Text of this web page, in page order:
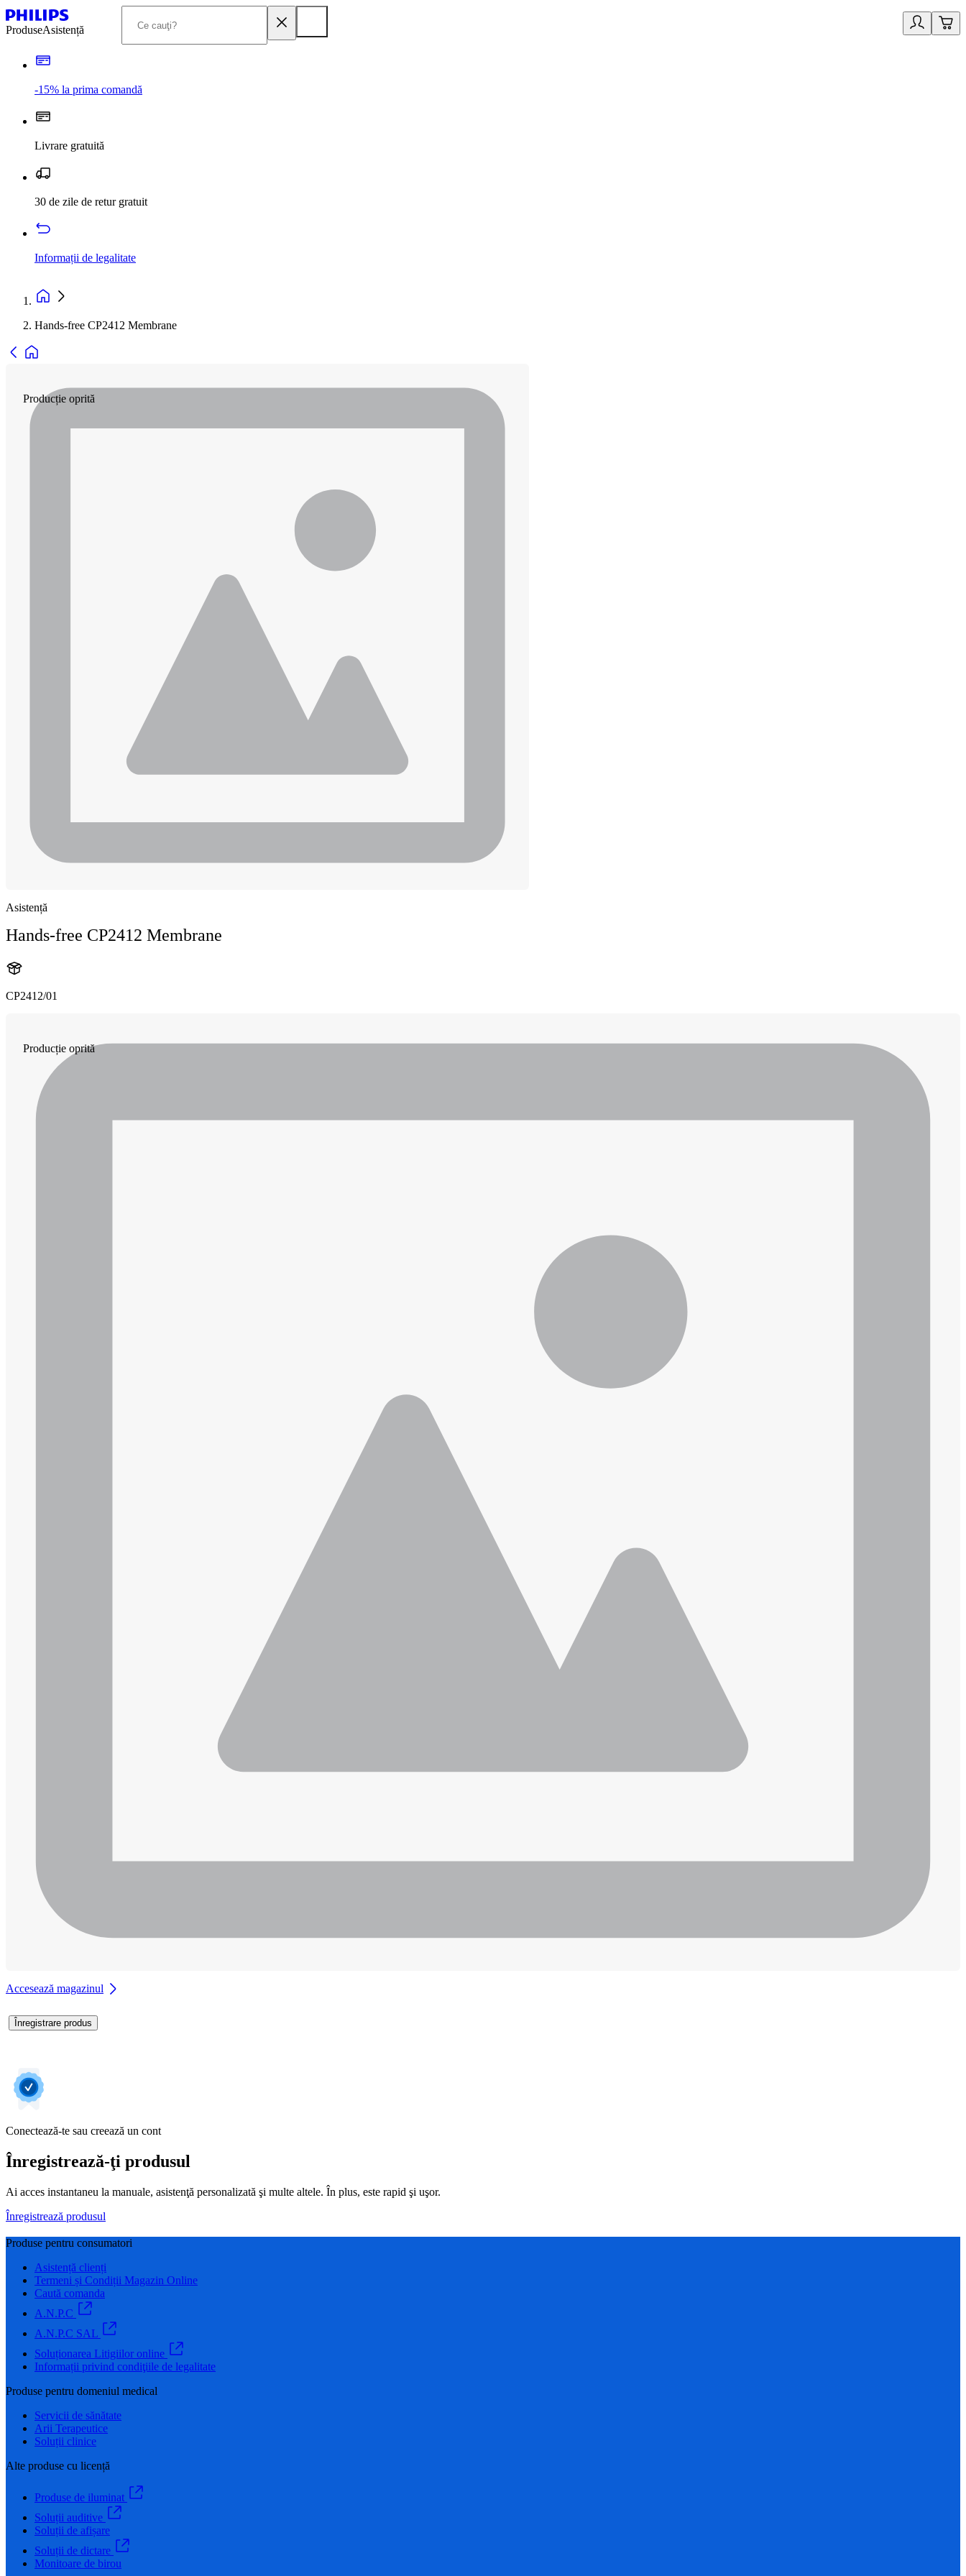
ProduseAsistență
-15% la prima comandă
Livrare gratuită
30 de zile de retur gratuit
Informații de legalitate
Hands-free CP2412 Membrane
Producție oprită
Asistență
Hands-free CP2412 Membrane
CP2412/01
Producție oprită
Accesează magazinul
Înregistrare produs
Conectează-te sau creează un cont
Înregistrează-ţi produsul
Ai acces instantaneu la manuale, asistenţă personalizată şi multe altele. În plus, este rapid şi uşor.
Înregistrează produsul
Produse pentru consumatori
Asistență clienți
Termeni și Condiții Magazin Online
Caută comanda
A.N.P.C
A.N.P.C SAL
Soluționarea Litigiilor online
Informații privind condiţiile de legalitate
Produse pentru domeniul medical
Servicii de sănătate
Arii Terapeutice
Soluții clinice
Alte produse cu licență
Produse de iluminat
Soluții auditive
Soluții de afișare
Soluții de dictare
Monitoare de birou